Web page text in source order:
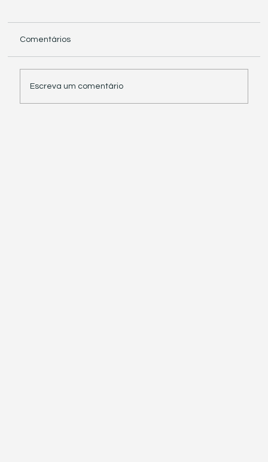
Comentários
Escreva um comentário